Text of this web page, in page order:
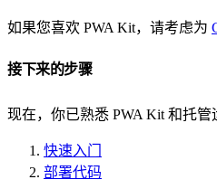
如果您喜欢 PWA Kit，请考虑为
接下来的步骤
现在，你已熟悉 PWA Kit 和托
快速入门
部署代码